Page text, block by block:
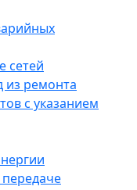
сетей
из ремонта
с указанием